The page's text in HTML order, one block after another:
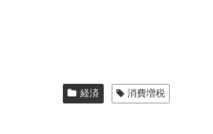
経済 消費増税